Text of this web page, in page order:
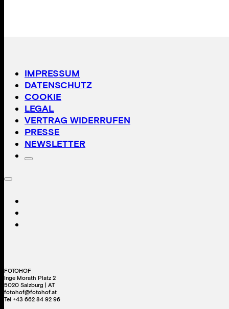
IMPRESSUM
DATENSCHUTZ
COOKIE
LEGAL
VERTRAG WIDERRUFEN
PRESSE
NEWSLETTER
FOTOHOF
Inge Morath Platz 2
5020 Salzburg | AT
fotohof@fotohof.at
Tel +43 662 84 92 96